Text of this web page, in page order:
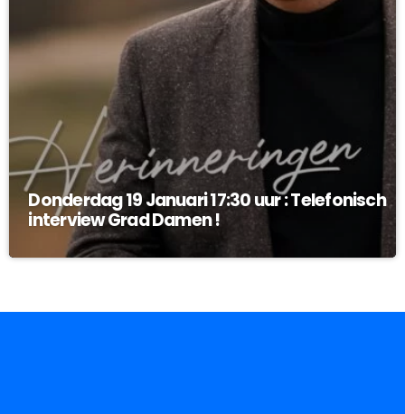
Donderdag 19 Januari 17:30 uur : Telefonisch
interview Grad Damen !